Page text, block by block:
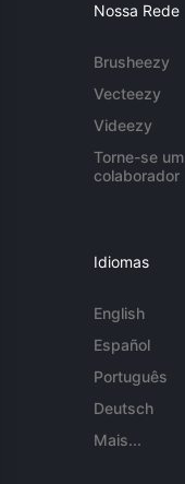
Nossa Rede
Brusheezy
Vecteezy
Videezy
Torne-se um
colaborador
Idiomas
English
Español
Português
Deutsch
Mais...